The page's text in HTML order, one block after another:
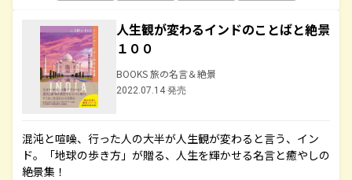
人生観が変わるインドのことばと絶景
１００
BOOKS 旅の名言＆絶景
2022.07.14 発売
混沌と喧噪、行った人の大半が人生観が変わると言う、イン
ド。「地球の歩き方」が贈る、人生を輝かせる名言と癒やしの
絶景集！